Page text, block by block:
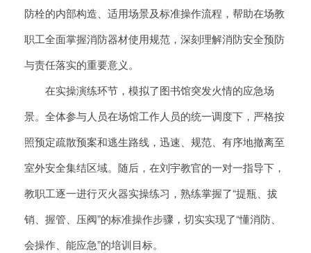
防栓的内部构造、适用场景及标准操作流程，帮助在场教
职工全面掌握消防器材使用规范，深刻理解消防安全预防
与责任落实的重要意义。
在实操演练环节，模拟了图书馆突发火情的应急场
景。全体参与人员在场馆工作人员的统一调度下，严格按
照预定疏散预案和逃生路线，迅速、规范、有序地撤离至
室外安全集结区域。随后，在刘宇教官的一对一指导下，
教职工逐一进行灭火器实操练习，熟练掌握了“提瓶、拔
销、握管、压阀”的标准操作步骤，切实实现了“懂消防、
会操作、能应急”的培训目标。